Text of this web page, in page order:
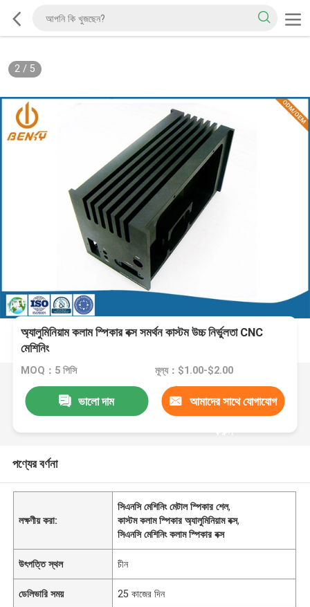
2/ 5
অ্যালুমিনিয়াম কলাম স্পিকার বক্স সমর্থন কাস্টম উচ্চ নির্ভুলতা CNC
মেশিনিং
MOQ：5 পিসি মূল্য：$1.00-$2.00
ভালো দাম আমাদের সাথে যোগাযোগ
করুন
পণ্যের বর্ণনা
লক্ষণীয় করা:
সিএনসি মেশিনিং মেটাল স্পিকার শেল,
কাস্টম কলাম স্পিকার অ্যালুমিনিয়াম বক্স,
সিএনসি মেশিনিং কলাম স্পিকার বক্স
উৎপত্তি স্থল চীন
ডেলিভারি সময় 25 কাজের দিন